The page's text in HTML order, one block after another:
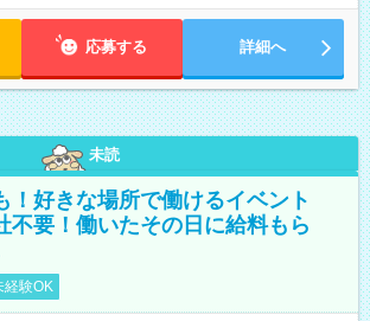
応募する 詳細へ
未読
！好きな場所で働けるイベント
要！働いたその日に給料もら
経験OK